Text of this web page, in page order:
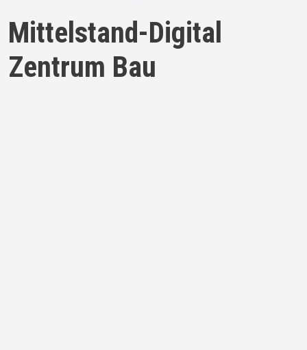
Mittelstand-Digital
Zentrum Bau